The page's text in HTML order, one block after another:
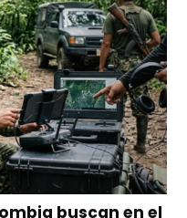
buscan en el